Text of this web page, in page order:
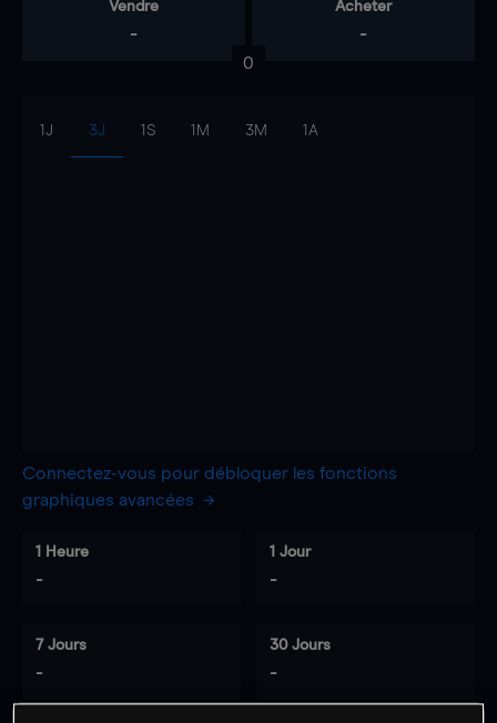
Vendre
-
Acheter
-
0
1J 3J 1S 1M 3M 1A
Connectez-vous pour débloquer les fonctions
graphiques avancées
1 Heure
-
1 Jour
-
7 Jours
-
30 Jours
-